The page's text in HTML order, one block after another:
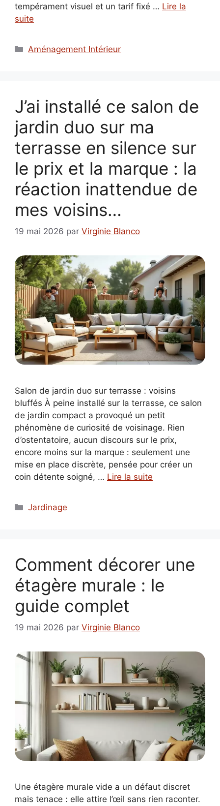
tempérament visuel et un tarif fixé … Lire la
suite
Catégories
Aménagement Intérieur
J’ai installé ce salon de
jardin duo sur ma
terrasse en silence sur
le prix et la marque : la
réaction inattendue de
mes voisins…
19 mai 2026 par Virginie Blanco
Salon de jardin duo sur terrasse : voisins
bluffés À peine installé sur la terrasse, ce salon
de jardin compact a provoqué un petit
phénomène de curiosité de voisinage. Rien
d’ostentatoire, aucun discours sur le prix,
encore moins sur la marque : seulement une
mise en place discrète, pensée pour créer un
coin détente soigné, … Lire la suite
Catégories
Jardinage
Comment décorer une
étagère murale : le
guide complet
19 mai 2026 par Virginie Blanco
Une étagère murale vide a un défaut discret
mais tenace : elle attire l’œil sans rien raconter.